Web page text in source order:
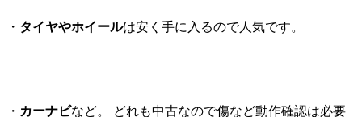
・ タイヤやホイールは安く手に入るので人気です。
・ カーナビなど。 どれも中古なので傷など動作確認は必要